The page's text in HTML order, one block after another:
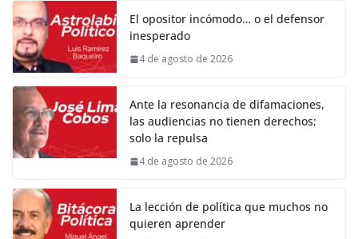
El opositor incómodo… o el defensor
inesperado
4 de agosto de 2026
Ante la resonancia de difamaciones,
las audiencias no tienen derechos;
solo la repulsa
4 de agosto de 2026
La lección de política que muchos no
quieren aprender